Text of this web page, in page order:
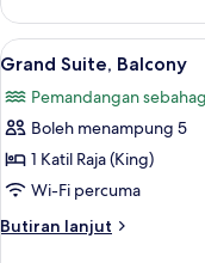
Suite
Lihat
semua
foto
untuk
Grand
Suite,
Balcony
1
Grand Suite, Balcony
Pemandangan
Boleh menampung 5
1 Katil Raja (King)
Wi-Fi percuma
Butiran lanjut
Butiran